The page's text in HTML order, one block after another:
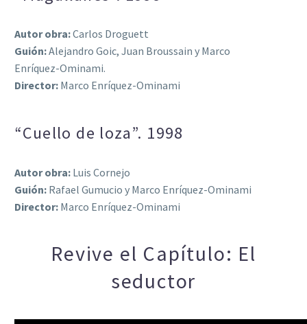
Autor obra:Carlos Droguett
Guión:Alejandro Goic, Juan Broussain y Marco
Enríquez-Ominami.
Director: Marco Enríquez-Ominami
“Cuello de loza”. 1998
Autor obra: Luis Cornejo
Guión: Rafael Gumucio y Marco Enríquez-Ominami
Director: Marco Enríquez-Ominami
Revive el Capítulo: El
seductor